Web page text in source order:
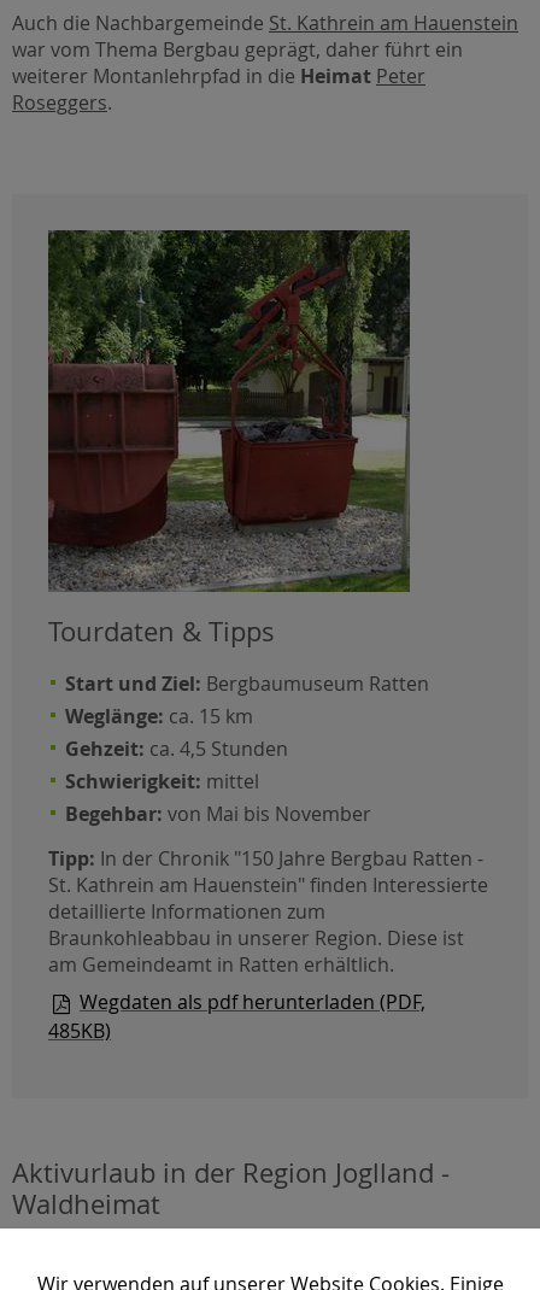
Auch die Nachbargemeinde St. Kathrein am Hauenstein
war vom Thema Bergbau geprägt, daher führt ein
weiterer Montanlehrpfad in die Heimat Peter
Roseggers.
Tourdaten & Tipps
Start und Ziel: Bergbaumuseum Ratten
Weglänge: ca. 15 km
Gehzeit: ca. 4,5 Stunden
Schwierigkeit: mittel
Begehbar: von Mai bis November
Tipp: In der Chronik "150 Jahre Bergbau Ratten -
St. Kathrein am Hauenstein" finden Interessierte
detaillierte Informationen zum
Braunkohleabbau in unserer Region. Diese ist
am Gemeindeamt in Ratten erhältlich.
Wegdaten als pdf herunterladen (PDF,
485KB)
Aktivurlaub in der Region Joglland -
Waldheimat
Wir verwenden auf unserer Website Cookies. Einige